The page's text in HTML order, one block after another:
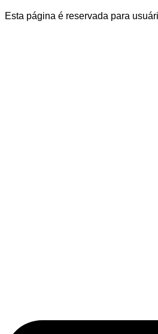
Esta página é reservada para